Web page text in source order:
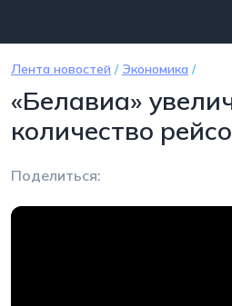
Лента новостей / Экономика /
«Белавиа»
количество
Поделиться: